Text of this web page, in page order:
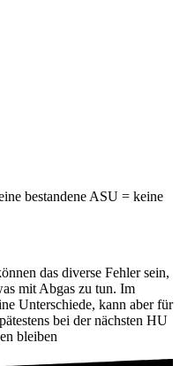
bestandene ASU = keine
das diverse Fehler sein,
mit Abgas zu tun. Im
Unterschiede, kann aber für
bei der nächsten HU
bleiben